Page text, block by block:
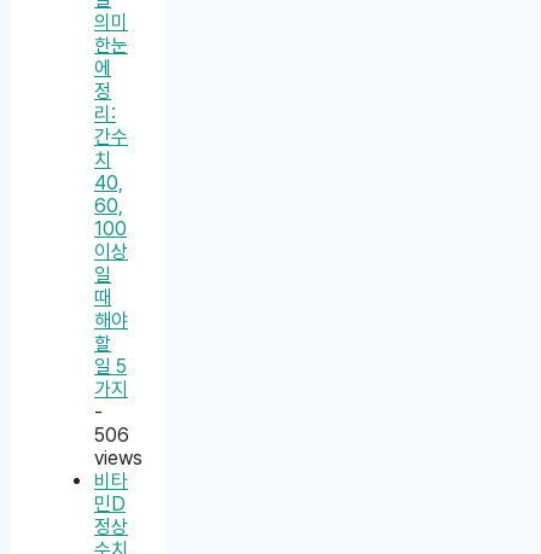
의미
한눈
에
정
리:
간수
치
40,
60,
100
이상
일
때
해야
할
일 5
가지
-
506
views
비타
민D
정상